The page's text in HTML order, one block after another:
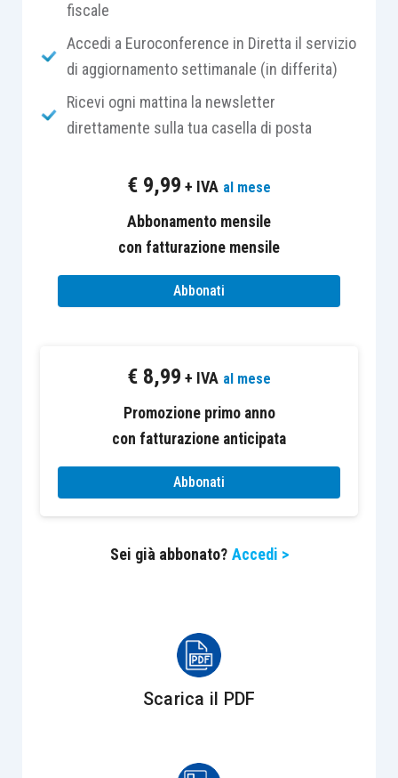
beni classificabili in una delle
sottocategorie appartenenti
alladivisione 28della tabella Ateco 2007,
indipendentemente dalla denominazione
attribuita ai beni dalla tabella stessa
i beni oggetto di investimento dovevano
esserestrumentalirispetto all’attività
esercitata dall’impresa che intendeva
beneficiare dell’agevolazione;
spettava esclusivamente se i
alcun modo nella produzione;
i beni per i quali si intendeva usufruire del
credito dovevano essere destinati
rientravano nell’agevolazione solo i
il beneficio competeva a condizione che
investimento decurtato dell’ammontare della
omogenei realizzati nei 5 periodi d’imposta
fiscale
Accedi a Euroconference in Diretta il servizio
di aggiornamento settimanale (in differita)
Ricevi ogni mattina la newsletter
direttamente sulla tua casella di posta
€ 9,99 + IVA al mese
Abbonamento mensile
con fatturazione mensile
Abbonati
€ 8,99 + IVA al mese
Promozione primo anno
con fatturazione anticipata
Abbonati
Sei già abbonato? Accedi >
Scarica il PDF